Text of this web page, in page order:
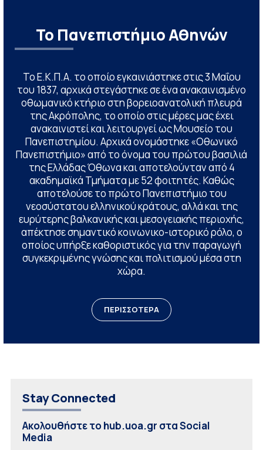
Το Πανεπιστήμιο Αθηνών
Το Ε.Κ.Π.Α. το οποίο εγκαινιάστηκε στις 3 Μαΐου
του 1837, αρχικά στεγάστηκε σε ένα ανακαινισμένο
οθωμανικό κτήριο στη βορειοανατολική πλευρά
της Ακρόπολης, το οποίο στις μέρες μας έχει
ανακαινιστεί και λειτουργεί ως Μουσείο του
Πανεπιστημίου. Αρχικά ονομάστηκε «Οθωνικό
Πανεπιστήμιο» από το όνομα του πρώτου βασιλιά
της Ελλάδας Όθωνα και αποτελούνταν από 4
ακαδημαϊκά Τμήματα με 52 φοιτητές. Καθώς
αποτελούσε το πρώτο Πανεπιστήμιο του
νεοσύστατου ελληνικού κράτους, αλλά και της
ευρύτερης βαλκανικής και μεσογειακής περιοχής,
απέκτησε σημαντικό κοινωνικο-ιστορικό ρόλο, ο
οποίος υπήρξε καθοριστικός για την παραγωγή
συγκεκριμένης γνώσης και πολιτισμού μέσα στη
χώρα.
ΠΕΡΙΣΣΟΤΕΡΑ
Stay Connected
Ακολουθήστε το hub.uoa.gr στα Social
Media